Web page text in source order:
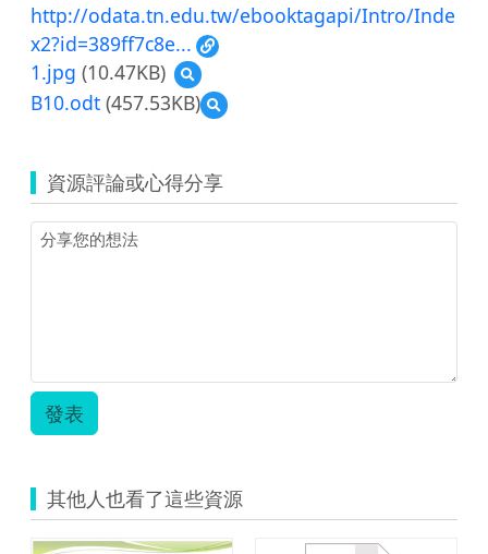
http://odata.tn.edu.tw/ebooktagapi/Intro/Inde
x2?id=389ff7c8e...
1.jpg (10.47KB)
預
覽
1.jpg
B10.odt (457.53KB)
預
覽
資源評論或心得分享
發表
其他人也看了這些資源